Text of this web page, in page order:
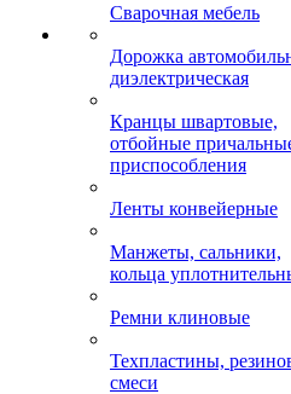
Сварочная мебель
Дорожка
диэлектрическая
Кранцы швартовые,
отбойные
приспособления
Ленты конвейерные
Манжеты, сальники,
кольца
Ремни клиновые
Техпластины,
смеси